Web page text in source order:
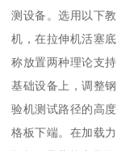
测设备。选用以下
机，在拉伸机活塞
称放置两种理论支
基础设备上，调整
验机测试路径的高
格板下端。在加载